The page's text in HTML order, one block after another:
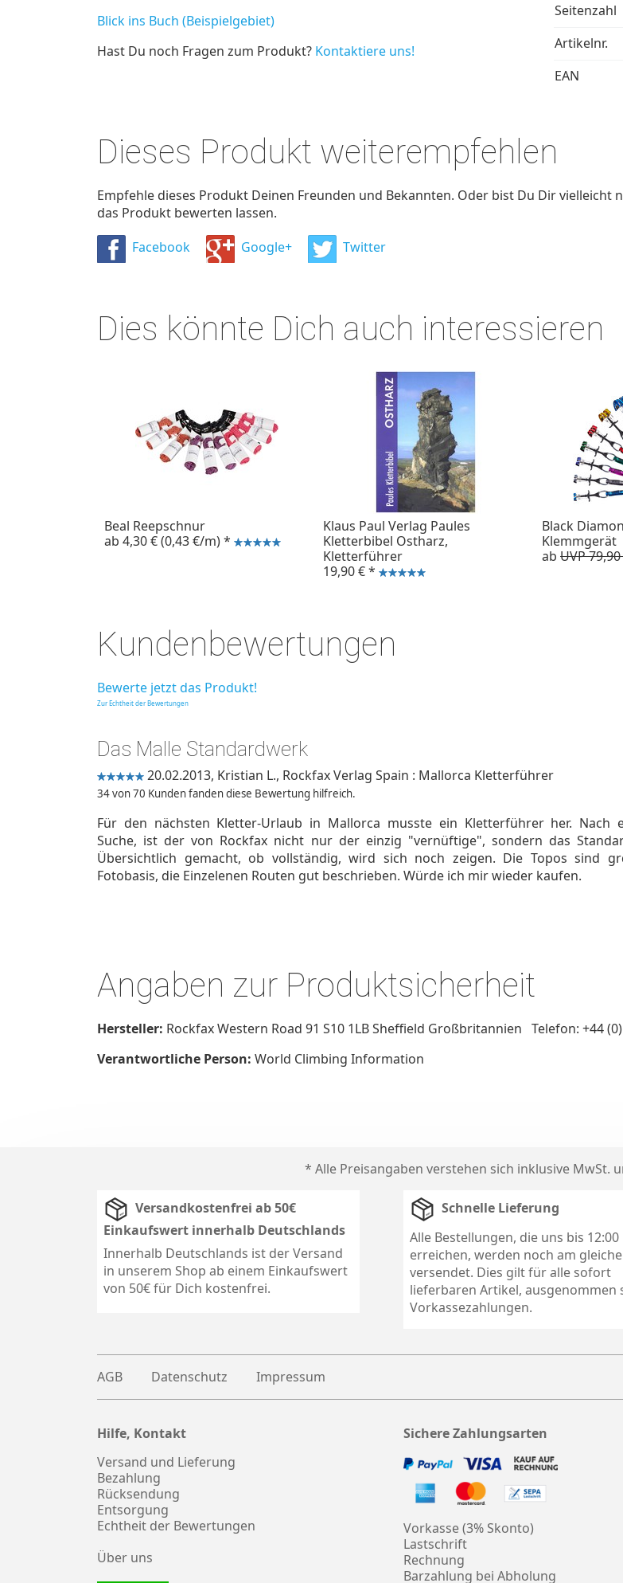
Seitenzahl
Artikelnr.
EAN
Blick ins Buch (Beispielgebiet)
Hast Du noch Fragen zum Produkt? Kontaktiere uns!
Dieses Produkt weiterempfehlen
Empfehle dieses Produkt Deinen Freunden und Bekannten. Oder bist Du Dir vielleicht
das Produkt bewerten lassen.
Facebook
Google+ Twitter
Dies könnte Dich auch interessieren
Beal Reepschnur
ab 4,30 €(0,43 €/m)*
Klaus Paul Verlag Paules
Kletterbibel Ostharz,
Kletterführer
19,90 €*
Black
Klemmgerät
ab UVP
Kundenbewertungen
Bewerte jetzt das Produkt!
Zur Echtheit der Bewertungen
Das Malle Standardwerk
20.02.2013, Kristian L., Rockfax Verlag Spain : Mallorca Kletterführer
34 von 70 Kunden fanden diese Bewertung hilfreich.
Für den nächsten Kletter-Urlaub in Mallorca musste ein Kletterführer her. Nach
Suche, ist der von Rockfax nicht nur der einzig "vernüftige", sondern das
Übersichtlich gemacht, ob vollständig, wird sich noch zeigen. Die Topos sind
Fotobasis, die Einzelenen Routen gut beschrieben. Würde ich mir wieder kaufen.
Angaben zur Produktsicherheit
Hersteller: Rockfax Western Road 91 S10 1LB Sheffield Großbritannien Telefon: +44
Verantwortliche Person: World Climbing Information
* Alle Preisangaben verstehen sich inklusive MwSt.
Versandkostenfrei ab 50€
Einkaufswert innerhalb Deutschlands
Innerhalb Deutschlands ist der Versand
in unserem Shop ab einem Einkaufswert
von 50€ für Dich kostenfrei.
Schnelle Lieferung
Alle Bestellungen, die uns bis
erreichen, werden noch am
versendet. Dies gilt für alle sofort
lieferbaren Artikel, ausgenommen
Vorkassezahlungen.
AGB Datenschutz Impressum
Hilfe, Kontakt
Versand und Lieferung
Bezahlung
Rücksendung
Entsorgung
Echtheit der Bewertungen
Über uns
Sichere Zahlungsarten
Vorkasse (3% Skonto)
Lastschrift
Rechnung
Barzahlung bei Abholung